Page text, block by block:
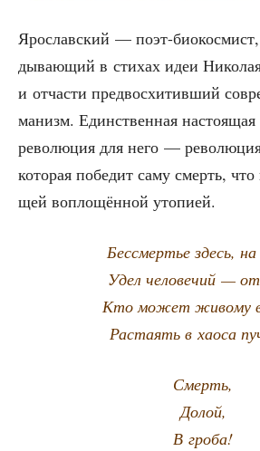
Яро­слав­ский — поэт-
ды­ва­ю­щий в сти­хах идеи
и отча­сти пред­вос­хи­тив­ший
ма­низм. Един­ствен­ная насто­я­щая
рево­лю­ция для него —
кото­рая побе­дит саму смерть,
щей вопло­щён­ной утопией.
Бес­смер­тье здесь, на
Удел чело­ве­чий —
Кто может живо­му
Рас­та­ять в хао­са
Смерть,
Долой,
В гроба!